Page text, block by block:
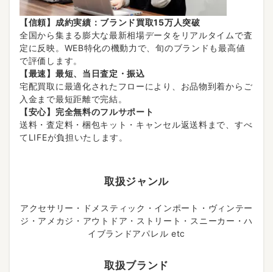
【信頼】成約実績：ブランド買取15万人突破
全国から集まる膨大な最新相場データをリアルタイムで査
定に反映。WEB特化の機動力で、旬のブランドも最高値
で評価します。
【最速】最短、当日査定・振込
宅配買取に最適化されたフローにより、お品物到着からご
入金まで最短距離で完結。
【安心】完全無料のフルサポート
送料・査定料・梱包キット・キャンセル返送料まで、すべ
てLIFEが負担いたします。
取扱ジャンル
アクセサリー・ドメスティック・インポート・ヴィンテー
ジ・アメカジ・アウトドア・ストリート・スニーカー・ハ
イブランドアパレル etc
取扱ブランド